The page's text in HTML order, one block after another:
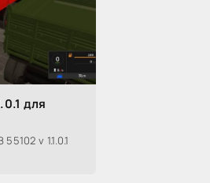
для
v 1.1.0.1